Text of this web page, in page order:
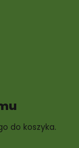
małej
do koszyka.